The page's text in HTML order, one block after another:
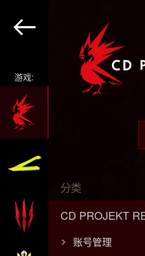
游戏:
分类
CD PROJEKT
账号管理